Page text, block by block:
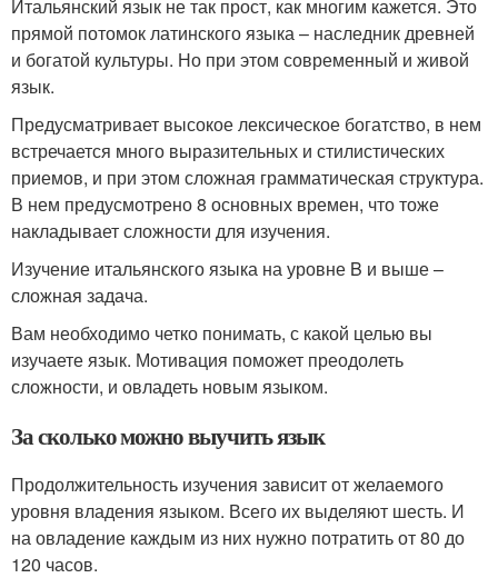
Итальянский язык не так прост, как многим кажется. Это
прямой потомок латинского языка – наследник древней
и богатой культуры. Но при этом современный и живой
язык.
Предусматривает высокое лексическое богатство, в нем
встречается много выразительных и стилистических
приемов, и при этом сложная грамматическая структура.
В нем предусмотрено 8 основных времен, что тоже
накладывает сложности для изучения.
Изучение итальянского языка на уровне B и выше –
сложная задача.
Вам необходимо четко понимать, с какой целью вы
изучаете язык. Мотивация поможет преодолеть
сложности, и овладеть новым языком.
За сколько можно выучить язык
Продолжительность изучения зависит от желаемого
уровня владения языком. Всего их выделяют шесть. И
на овладение каждым из них нужно потратить от 80 до
120 часов.